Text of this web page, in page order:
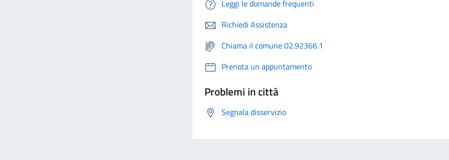
Leggi le domande frequenti
Richiedi Assistenza
Chiama il comune 02.92366.1
Prenota un appuntamento
Problemi in città
Segnala disservizio